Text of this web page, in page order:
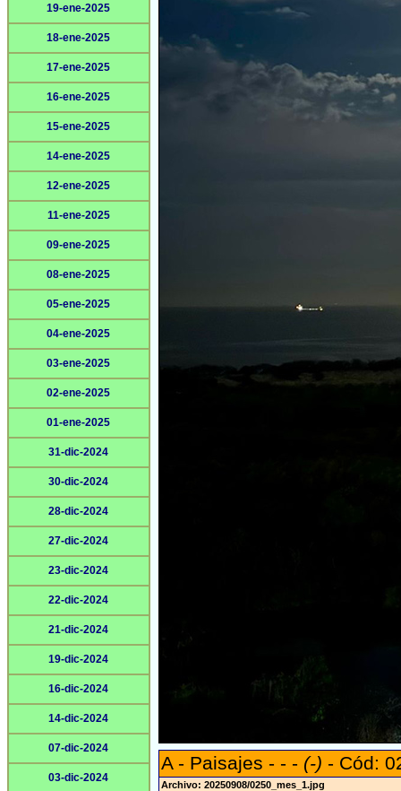
19-ene-2025
18-ene-2025
17-ene-2025
16-ene-2025
15-ene-2025
14-ene-2025
12-ene-2025
11-ene-2025
09-ene-2025
08-ene-2025
05-ene-2025
04-ene-2025
03-ene-2025
02-ene-2025
01-ene-2025
31-dic-2024
30-dic-2024
28-dic-2024
27-dic-2024
23-dic-2024
22-dic-2024
21-dic-2024
19-dic-2024
16-dic-2024
14-dic-2024
07-dic-2024
03-dic-2024
A - Paisajes - - - (-) - Cód:
Archivo: 20250908/0250_mes_1.jpg